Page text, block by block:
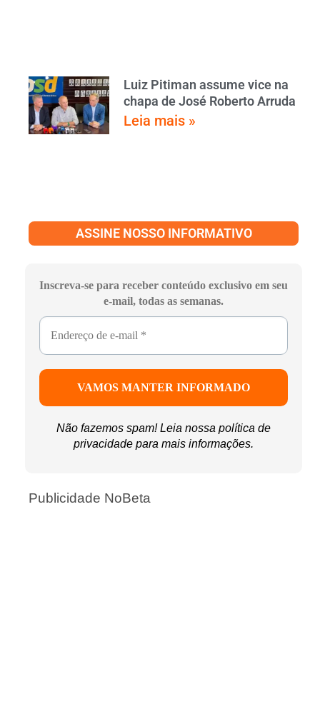
Luiz Pitiman assume vice na
chapa de José Roberto Arruda
Leia mais »
ASSINE NOSSO INFORMATIVO
Inscreva-se para receber conteúdo exclusivo em seu
e-mail, todas as semanas.
Não fazemos spam! Leia nossa política de
privacidade para mais informações.
Publicidade NoBeta